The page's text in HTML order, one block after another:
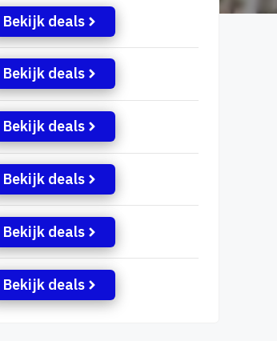
Bekijk deals
Bekijk deals
Bekijk deals
Bekijk deals
Bekijk deals
Bekijk deals